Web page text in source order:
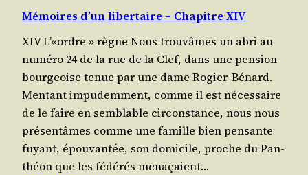
Mémoires d’un libertaire – Chapitre XIV
XIV L’«ordre » règne Nous trou­vâmes un abri au
numé­ro 24 de la rue de la Clef, dans une pen­sion
bour­geoise tenue par une dame Rogier-Bénard.
Men­tant impu­dem­ment, comme il est néces­saire
de le faire en sem­blable cir­cons­tance, nous nous
pré­sen­tâmes comme une famille bien pen­sante
fuyant, épou­van­tée, son domi­cile, proche du Pan­
théon que les fédé­rés mena­çaient…